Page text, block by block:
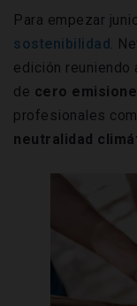
Para empezar
sostenibilidad.
edición
de cero
profesionales
neutralidad